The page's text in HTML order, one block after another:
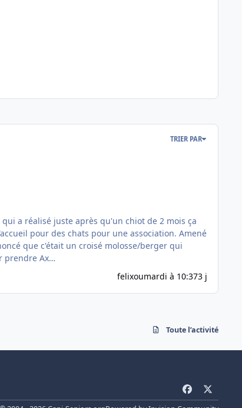
TRIER PAR
a réalisé juste après qu'un chiot de 2 mois ça
pour des chats pour une association. Amené
que c'était un croisé molosse/berger qui
pour prendre Ax…
felixoumardi à 10:373 j
Toute l’activité
a